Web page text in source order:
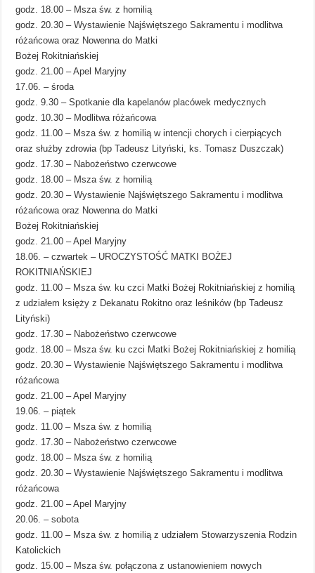
godz. 18.00 – Msza św. z homilią
godz. 20.30 – Wystawienie Najświętszego Sakramentu i modlitwa
różańcowa oraz Nowenna do Matki
Bożej Rokitniańskiej
godz. 21.00 – Apel Maryjny
17.06. – środa
godz. 9.30 – Spotkanie dla kapelanów placówek medycznych
godz. 10.30 – Modlitwa różańcowa
godz. 11.00 – Msza św. z homilią w intencji chorych i cierpiących
oraz służby zdrowia (bp Tadeusz Lityński, ks. Tomasz Duszczak)
godz. 17.30 – Nabożeństwo czerwcowe
godz. 18.00 – Msza św. z homilią
godz. 20.30 – Wystawienie Najświętszego Sakramentu i modlitwa
różańcowa oraz Nowenna do Matki
Bożej Rokitniańskiej
godz. 21.00 – Apel Maryjny
18.06. – czwartek – UROCZYSTOŚĆ MATKI BOŻEJ
ROKITNIAŃSKIEJ
godz. 11.00 – Msza św. ku czci Matki Bożej Rokitniańskiej z homilią
z udziałem księży z Dekanatu Rokitno oraz leśników (bp Tadeusz
Lityński)
godz. 17.30 – Nabożeństwo czerwcowe
godz. 18.00 – Msza św. ku czci Matki Bożej Rokitniańskiej z homilią
godz. 20.30 – Wystawienie Najświętszego Sakramentu i modlitwa
różańcowa
godz. 21.00 – Apel Maryjny
19.06. – piątek
godz. 11.00 – Msza św. z homilią
godz. 17.30 – Nabożeństwo czerwcowe
godz. 18.00 – Msza św. z homilią
godz. 20.30 – Wystawienie Najświętszego Sakramentu i modlitwa
różańcowa
godz. 21.00 – Apel Maryjny
20.06. – sobota
godz. 11.00 – Msza św. z homilią z udziałem Stowarzyszenia Rodzin
Katolickich
godz. 15.00 – Msza św. połączona z ustanowieniem nowych